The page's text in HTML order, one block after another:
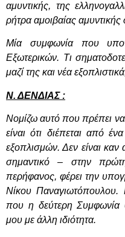
αμυντικής, της
ρήτρα αμοιβαίας
Μία συμφωνία που
Εξωτερικών. Τι
μαζί της και νέα
Ν. ΔΕΝΔΙΑΣ :
Νομίζω αυτό που πρέπει
είναι ότι διέπεται από
εξοπλισμών. Δεν είναι
σημαντικό – στην
περήφανος, φέρει την
Νίκου Παναγιωτόπουλου.
που η δεύτερη Συμφωνία
μου με άλλη ιδιότητα.